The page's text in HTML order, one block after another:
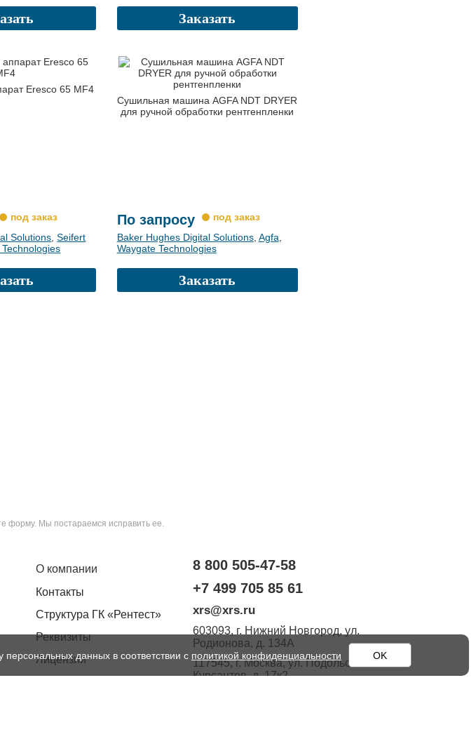
Заказать
Eresco 65 MF4
Solutions,Seifert
Сушильная машина AGFA NDT DRYER
для ручной обработки рентгенпленки
По запросу
Baker Hughes Digital Solutions, Agfa,
Waygate Technologies
Заказать
форму. Мы постараемся исправить ее.
О компании
Контакты
Структура ГК «Рентест»
Реквизиты
Лицензии
8 800 505-47-58
+7 499 705 85 61
xrs@xrs.ru
603093, г. Нижний Новгород,ул.
Родионова, д. 134А
117545, г.Москва,ул. Подольских
Курсантов, д. 17к2
данных в соответствии с политикой конфиденциальности OK